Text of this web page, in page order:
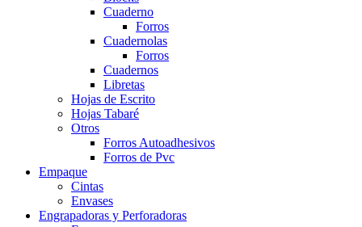
Cuaderno
Forros
Cuadernolas
Forros
Cuadernos
Libretas
Hojas de Escrito
Hojas Tabaré
Otros
Forros Autoadhesivos
Forros de Pvc
Empaque
Cintas
Envases
Engrapadoras y Perforadoras